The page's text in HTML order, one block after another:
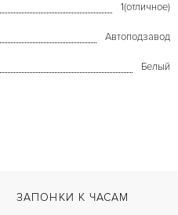
1(отличное)
Автоподзавод
Белый
ЗАПОНКИ К ЧАСАМ